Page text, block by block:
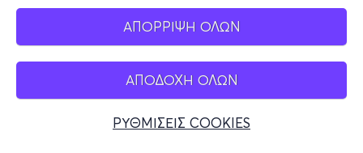
ΑΠΟΡΡΙΨΗ ΟΛΩΝ
ΑΠΟΔΟΧΗ ΟΛΩΝ
ΡΥΘΜΙΣΕΙΣ COOKIES
πίσω στο χρόνο. Θα δούμε πως ήταν η ζωή στην
Ελλάδα, πριν ακριβώς από την έναρξη των παγετωδών
περιόδων, γνωρίζοντας πραγματικά απολιθώματα από
ένα από τα πιο εντυπωσιακά ζώα: την
Πριν 5 εκατομμύρια χρόνια,Γιγαντιαίες χερσαίες
στην περιοχή που σήμερα βρέχεται από το Θερμαϊκό
Mobile app